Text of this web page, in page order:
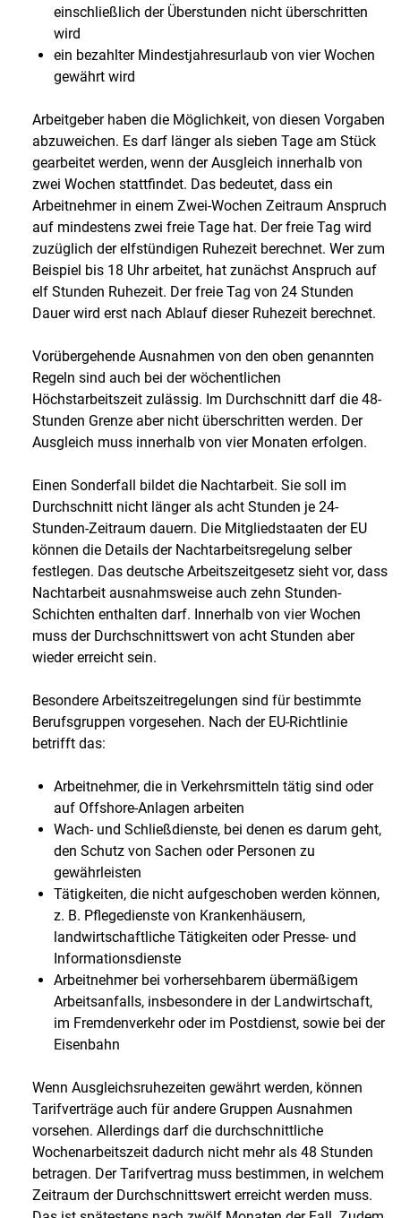
einschließlich der Überstunden nicht überschritten
wird
ein bezahlter Mindestjahresurlaub von vier Wochen
gewährt wird
Arbeitgeber haben die Möglichkeit, von diesen Vorgaben
abzuweichen. Es darf länger als sieben Tage am Stück
gearbeitet werden, wenn der Ausgleich innerhalb von
zwei Wochen stattfindet. Das bedeutet, dass ein
Arbeitnehmer in einem Zwei-Wochen Zeitraum Anspruch
auf mindestens zwei freie Tage hat. Der freie Tag wird
zuzüglich der elfstündigen Ruhezeit berechnet. Wer zum
Beispiel bis 18 Uhr arbeitet, hat zunächst Anspruch auf
elf Stunden Ruhezeit. Der freie Tag von 24 Stunden
Dauer wird erst nach Ablauf dieser Ruhezeit berechnet.
Vorübergehende Ausnahmen von den oben genannten
Regeln sind auch bei der wöchentlichen
Höchstarbeitszeit zulässig. Im Durchschnitt darf die 48-
Stunden Grenze aber nicht überschritten werden. Der
Ausgleich muss innerhalb von vier Monaten erfolgen.
Einen Sonderfall bildet die Nachtarbeit. Sie soll im
Durchschnitt nicht länger als acht Stunden je 24-
Stunden-Zeitraum dauern. Die Mitgliedstaaten der EU
können die Details der Nachtarbeitsregelung selber
festlegen. Das deutsche Arbeitszeitgesetz sieht vor, dass
Nachtarbeit ausnahmsweise auch zehn Stunden-
Schichten enthalten darf. Innerhalb von vier Wochen
muss der Durchschnittswert von acht Stunden aber
wieder erreicht sein.
Besondere Arbeitszeitregelungen sind für bestimmte
Berufsgruppen vorgesehen. Nach der EU-Richtlinie
betrifft das:
Arbeitnehmer, die in Verkehrsmitteln tätig sind oder
auf Offshore-Anlagen arbeiten
Wach- und Schließdienste, bei denen es darum geht,
den Schutz von Sachen oder Personen zu
gewährleisten
Tätigkeiten, die nicht aufgeschoben werden können,
z. B. Pflegedienste von Krankenhäusern,
landwirtschaftliche Tätigkeiten oder Presse- und
Informationsdienste
Arbeitnehmer bei vorhersehbarem übermäßigem
Arbeitsanfalls, insbesondere in der Landwirtschaft,
im Fremdenverkehr oder im Postdienst, sowie bei der
Eisenbahn
Wenn Ausgleichsruhezeiten gewährt werden, können
Tarifverträge auch für andere Gruppen Ausnahmen
vorsehen. Allerdings darf die durchschnittliche
Wochenarbeitszeit dadurch nicht mehr als 48 Stunden
betragen. Der Tarifvertrag muss bestimmen, in welchem
Zeitraum der Durchschnittswert erreicht werden muss.